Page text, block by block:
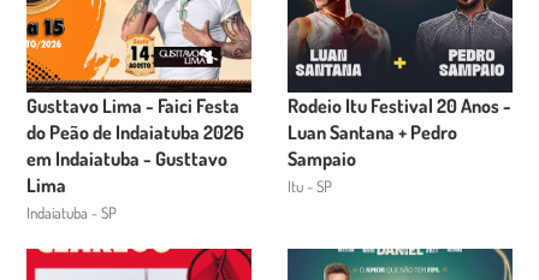
Gusttavo Lima - Faici Festa
do Peão de Indaiatuba 2026
em Indaiatuba - Gusttavo
Lima
Indaiatuba - SP
Rodeio Itu Festival 20 Anos -
Luan Santana + Pedro
Sampaio
Itu - SP